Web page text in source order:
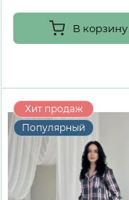
В корзину
Хит продаж
Популярный